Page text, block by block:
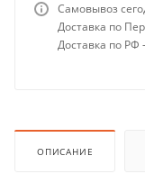
Самовывоз
Доставка по
Доставка по РФ -
ОПИСАНИЕ